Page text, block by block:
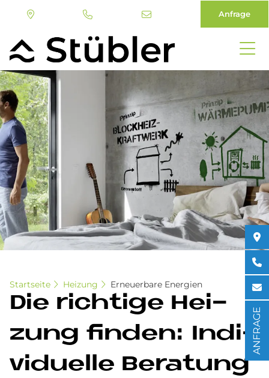
Direkt
zum
Inhalt
Anfrage
Startseite Heizung Erneuerbare Energien
Die rich­ti­ge Hei­
zung fin­den: In­di­
vi­du­el­le Be­ra­tung
ANFRAGE